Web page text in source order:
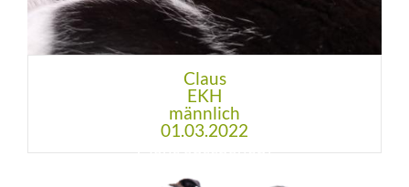
Claus
EKH
männlich
01.03.2022